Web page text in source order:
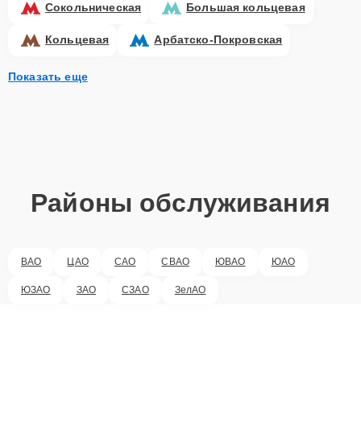
Сокольническая Большая кольцевая
Кольцевая Арбатско-Покровская
Показать еще
Районы обслуживания
ВАО ЦАО САО СВАО ЮВАО ЮАО
ЮЗАО ЗАО СЗАО ЗелАО